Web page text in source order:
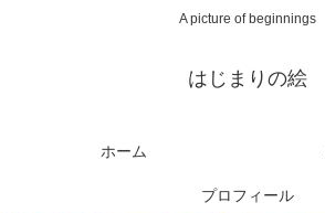
A picture of beginnings
はじまりの絵
ホーム
プロフィール